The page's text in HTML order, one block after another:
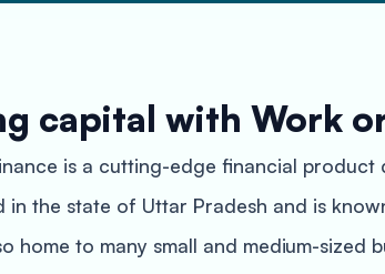
capital with Work
is a cutting-edge financial
in the state of Uttar Pradesh and is
home to many small and medium-